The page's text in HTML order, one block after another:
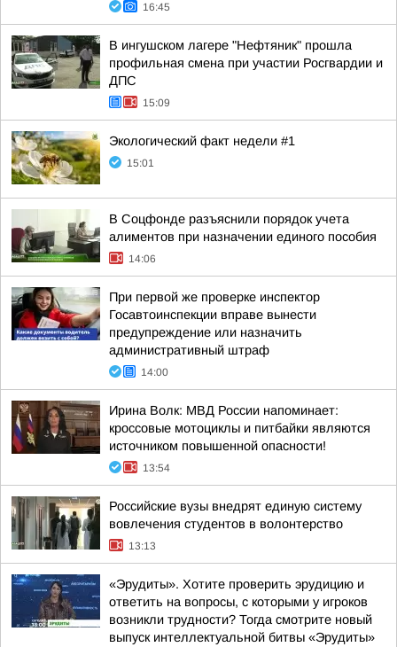
16:45
В ингушском лагере "Нефтяник" прошла
профильная смена при участии Росгвардии и
ДПС
15:09
Экологический факт недели #1
15:01
В Соцфонде разъяснили порядок учета
алиментов при назначении единого пособия
14:06
При первой же проверке инспектор
Госавтоинспекции вправе вынести
предупреждение или назначить
административный штраф
14:00
Ирина Волк: МВД России напоминает:
кроссовые мотоциклы и питбайки являются
источником повышенной опасности!
13:54
Российские вузы внедрят единую систему
вовлечения студентов в волонтерство
13:13
«Эрудиты». Хотите проверить эрудицию и
ответить на вопросы, с которыми у игроков
возникли трудности? Тогда смотрите новый
выпуск интеллектуальной битвы «Эрудиты»